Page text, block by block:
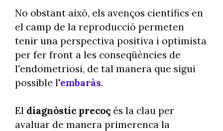
No obstant això, els avenços científics en
el camp de la reproducció permeten
tenir una perspectiva positiva i optimista
per fer front a les conseqüències de
l'endometriosi, de tal manera que sigui
possible l'embaràs.
El diagnòstic precoç és la clau per
avaluar de manera primerenca la